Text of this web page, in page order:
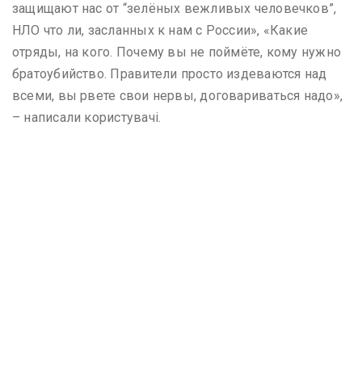
защищают нас от “зелёных вежливых человечков”,
НЛО что ли, засланных к нам с России», «Какие
отряды, на кого. Почему вы не поймёте, кому нужно
братоубийство. Правители просто издеваются над
всеми, вы рвете свои нервы, договариваться надо»,
– написали користувачі.